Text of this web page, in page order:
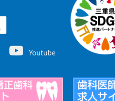
Youtube